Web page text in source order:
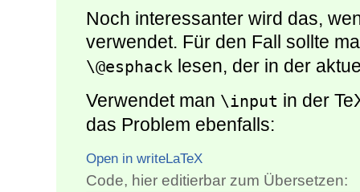
Noch interessanter wird das,
verwendet. Für den Fall sollte
\@esphack lesen, der in der
Verwendet man \input in der
das Problem ebenfalls:
Open in writeLaTeX
Code, hier editierbar zum Übersetzen: